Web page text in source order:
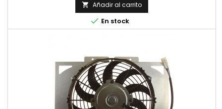
 Añadir al carrito
 En stock